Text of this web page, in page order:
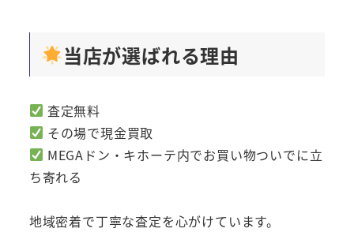
当店が選ばれる理由
査定無料
その場で現金買取
MEGAドン・キホーテ内でお買い物ついでに立
ち寄れる
地域密着で丁寧な査定を心がけています。